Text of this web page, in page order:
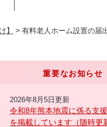
】 > 有料老人ホーム設置の届
重要なお知らせ
2026年8月5日更新
令和8年熊本地震に係る支
を掲載しています（随時更